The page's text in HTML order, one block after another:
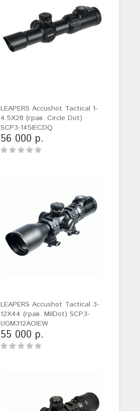
LEAPERS Accushot Tactical 1-
4.5X28 (грав. Circle Dot)
SCP3-145IECDQ
56 000 р.
LEAPERS Accushot Tactical 3-
12X44 (грав. MilDot) SCP3-
UGM312AOIEW
55 000 р.